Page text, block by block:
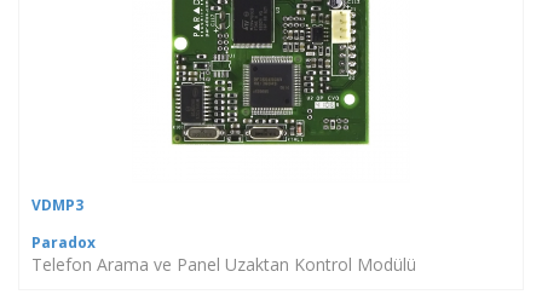
VDMP3
Paradox
Telefon Arama ve Panel Uzaktan Kontrol Modülü